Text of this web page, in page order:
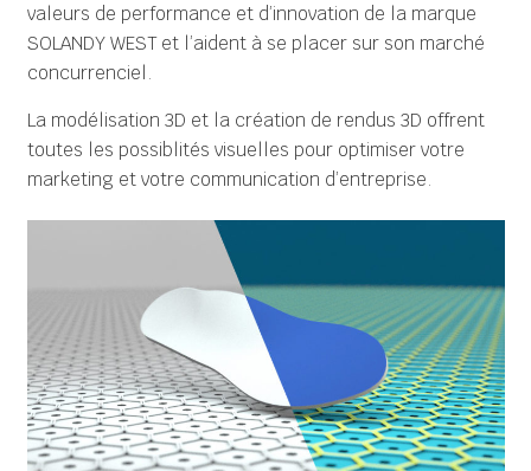
valeurs de performance et d’innovation de la marque
SOLANDY WEST et l’aident à se placer sur son marché
concurrenciel.
La modélisation 3D et la création de rendus 3D offrent
toutes les possiblités visuelles pour optimiser votre
marketing et votre communication d’entreprise.